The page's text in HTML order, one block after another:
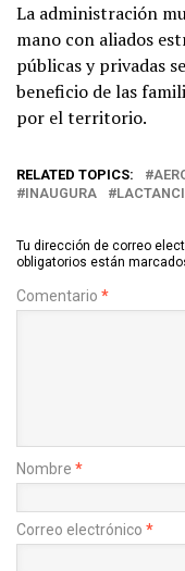
La administración
mano con aliados
públicas y privadas
beneficio de las
por el territorio.
RELATED TOPICS:
INAUGURA
Tu dirección de correo
obligatorios están
Comentario *
Nombre *
Correo electrónico *